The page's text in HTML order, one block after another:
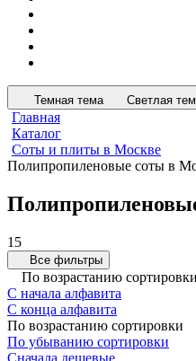
Темная тема Светлая
Главная
Каталог
Соты и плиты в Москве
Полипропиленовые соты в
15
Все фильтры
По возрастанию сортировки
С начала алфавита
С конца алфавита
По возрастанию сортировки
По убыванию сортировки
Сначала дешевые